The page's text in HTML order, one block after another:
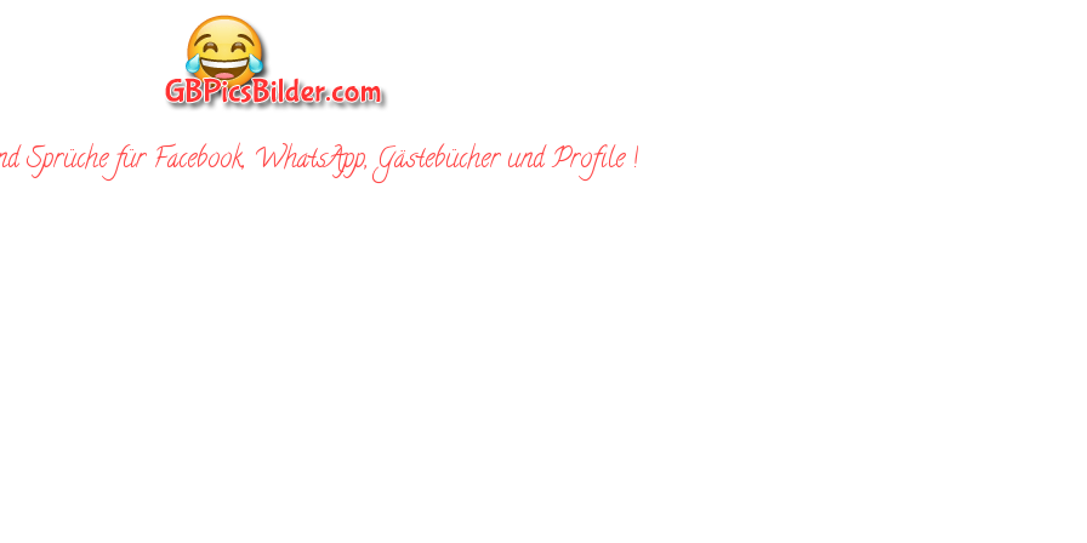
Sprüche für Facebook, WhatsApp, Gästebücher und Profile !